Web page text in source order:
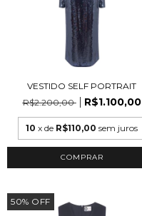
VESTIDO SELF PORTRAIT
R$2.200,00
R$1.100,00
10 x de R$110,00 sem juros
COMPRAR
50% OFF